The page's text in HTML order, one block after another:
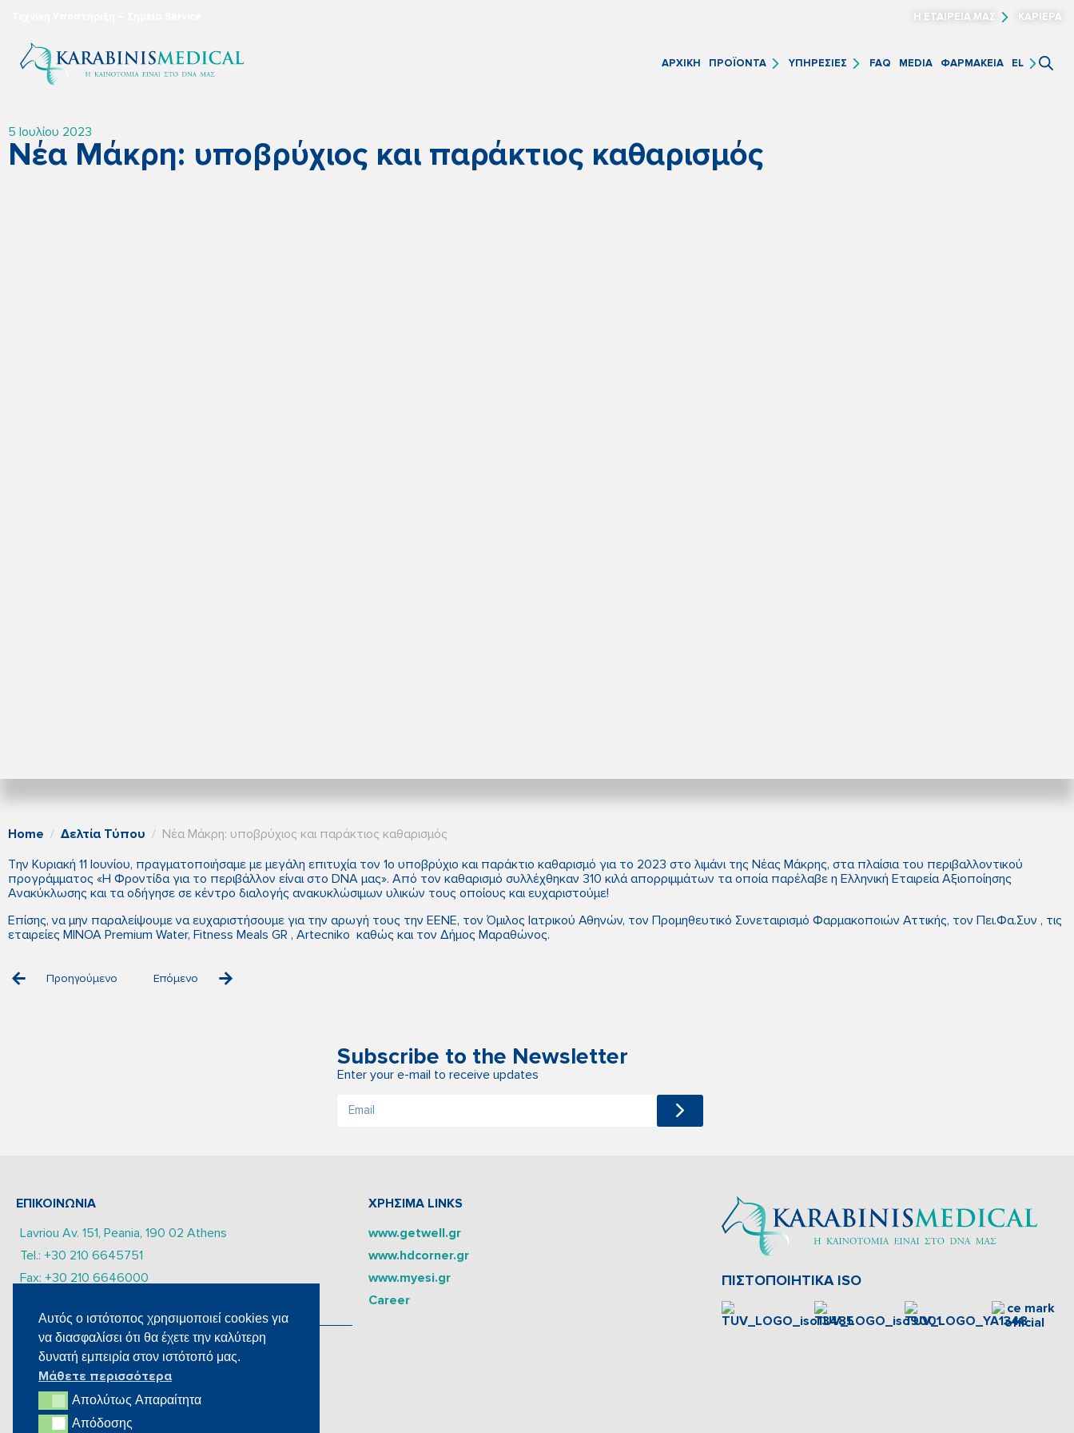
Η ΕΤΑΙΡΕΙΑ ΜΑΣ ΚΑΡΙΕΡΑ
ΑΡΧΙΚΗ ΠΡΟΪΟΝΤΑ ΥΠΗΡΕΣΙΕΣ FAQ MEDIA ΦΑΡΜΑΚΕΙΑ EL
5 Ιουλίου 2023
Νέα Μάκρη: υποβρύχιος και παράκτιος καθαρισμός
Home Δελτία Τύπου
Νέα Μάκρη: υποβρύχιος και παράκτιος καθαρισμός
Την Κυριακή 11 Ιουνίου, πραγματοποιήσαμε με μεγάλη επιτυχία τον 1ο υποβρύχιο και παράκτιο καθαρισμό για το 2023 στο λιμάνι της Νέας Μάκρης, στα πλαίσια του περιβαλλοντικού
προγράμματος «Η Φροντίδα για το περιβάλλον είναι στο DNA μας». Από τον καθαρισμό συλλέχθηκαν 310 κιλά απορριμμάτων τα οποία παρέλαβε η Ελληνική Εταιρεία Αξιοποίησης
Ανακύκλωσης και τα οδήγησε σε κέντρο διαλογής ανακυκλώσιμων υλικών τους οποίους και ευχαριστούμε!
Επίσης, να μην παραλείψουμε να ευχαριστήσουμε για την αρωγή τους την EENE, τον Όμιλος Ιατρικού Αθηνών, τον Προμηθευτικό Συνεταιρισμό Φαρμακοποιών Αττικής, τον Πει.Φα.Συν , τις
εταιρείες ΜΙΝΟΑ Premium Water, Fitness Meals GR , Artecniko καθώς και τον Δήμος Μαραθώνος.
Προηγούμενο Επόμενο
Subscribe to the Newsletter
Enter your e-mail to receive updates
ΕΠΙΚΟΙΝΩΝΙΑ
Lavriou Av. 151, Peania, 190 02 Athens
Tel.: +30 210 6645751
Fax: +30 210 6646000
ΔEITE TA SOCIAL MEDIA ΜΑΣ
ΧΡΗΣΙΜΑ LINKS
www.getwell.gr
www.hdcorner.gr
www.myesi.gr
Career
ΠΙΣΤΟΠΟΙΗΤΙΚΑ ISO
Αυτός ο ιστότοπος χρησιμοποιεί cookies για
να διασφαλίσει ότι θα έχετε την καλύτερη
δυνατή εμπειρία στον ιστότοπό μας.
Μάθετε περισσότερα
Απολύτως Aπαραίτητα
Απολύτως Aπαραίτητα
ΑπόδοσηςΑπόδοσης